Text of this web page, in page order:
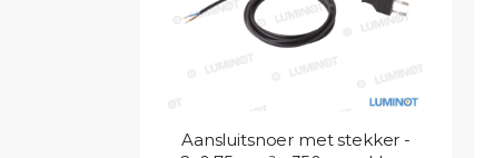
Aansluitsnoer met stekker -